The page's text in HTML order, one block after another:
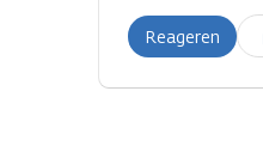
Reageren